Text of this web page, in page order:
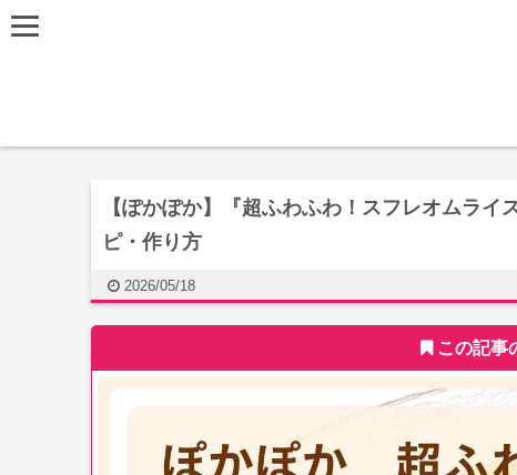
【ぽかぽか】『超ふわふわ！スフレオムラ
ピ・作り方
2026/05/18
この記事